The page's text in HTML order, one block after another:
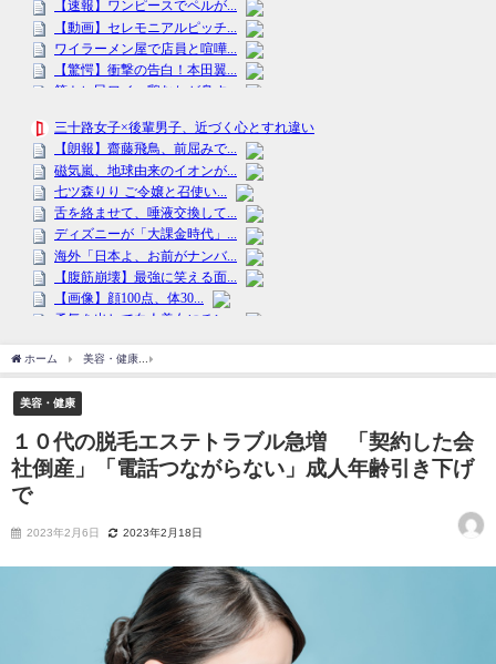
ホーム 美容・健康
美容・健康
１０代の脱毛エステトラブル急増 「契約した会
社倒産」「電話つながらない」成人年齢引き下げ
で
2023年2月6日 2023年2月18日